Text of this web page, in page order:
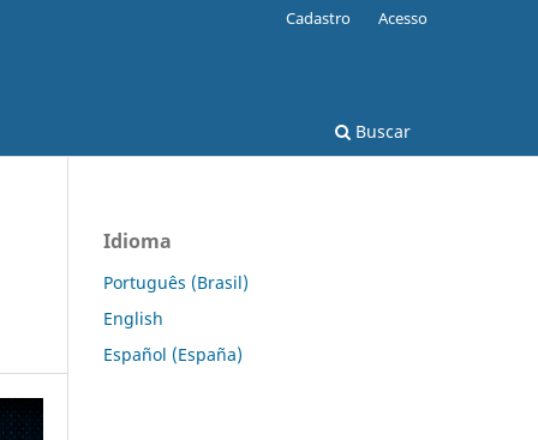
Buscar
Cadastro Acesso
Idioma
Português (Brasil)
English
Español (España)